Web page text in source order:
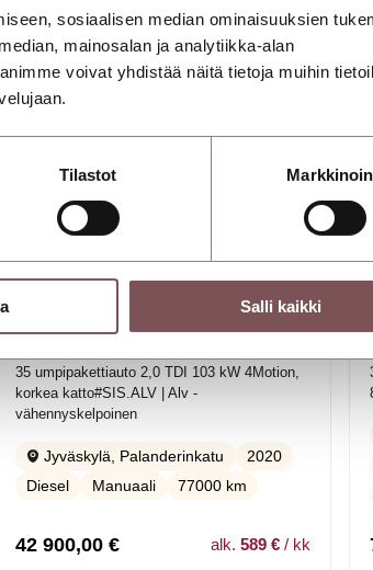
sosiaalisen median ominaisuuksien
mainosalan ja analytiikka-alan
voivat yhdistää näitä tietoja muihin
Tilastot
Salli kaikki
Automaatti
1000 km
72 490,00 alk.
VOLKSWAGEN Crafter
35 umpipakettiauto 2,0 TDI 103 kW 4Motion,
korkea katto#SIS.ALV | Alv -
vähennyskelpoinen
Jyväskylä, Palanderinkatu
2020
Diesel
Manuaali 77000 km
42 900,00€ alk. 589 €/ kk